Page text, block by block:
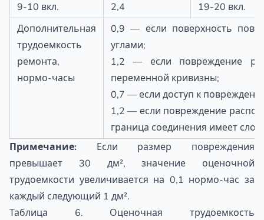
9-10 вкл.
2,4
19-20 вкл.
Дополнительная
трудоемкость
ремонта,
нормо-часы
0,9 — если поверхность
углами;
1,2 — если повреждение
переменной кривизны;
0,7 — если доступ к
1,2 — если повреждение
граница соединения имеет
Примечание: Если размер повреждения
превышает 30 дм², значение оценочной
трудоемкости увеличивается на 0,1 нормо-час за
каждый следующий 1 дм².
Таблица 6. Оценочная трудоемкость